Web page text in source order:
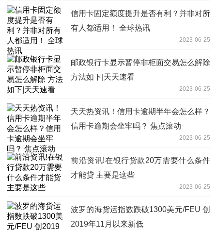
信用卡固定额度提升是否有利？并非对所
有人都适用！ 全球热讯
2023-06-25
邮政银行卡显示暂停非柜面交易怎么解除
方法如下|天天速看
2023-06-25
天天热资讯！信用卡逾期半年会怎么样？
信用卡逾期会坐牢吗？ 焦点滚动
2023-06-25
前沿资讯!在银行贷款20万需要什么条件
才能贷 主要是这些
2023-06-25
波罗的海货运指数跌破1300美元/FEU 创
2019年11月以来新低